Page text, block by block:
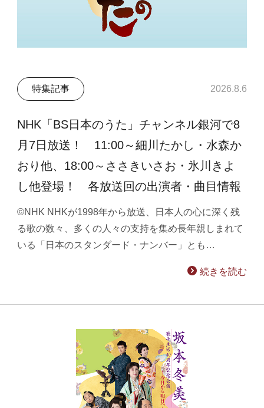
特集記事 2026.8.6
NHK「BS日本のうた」チャンネル銀河で8
月7日放送！ 11:00～細川たかし・水森か
おり他、18:00～ささきいさお・氷川きよ
し他登場！ 各放送回の出演者・曲目情報
©NHK NHKが1998年から放送、日本人の心に深く残
る歌の数々、多くの人々の支持を集め長年親しまれて
いる「日本のスタンダード・ナンバー」とも…
続きを読む